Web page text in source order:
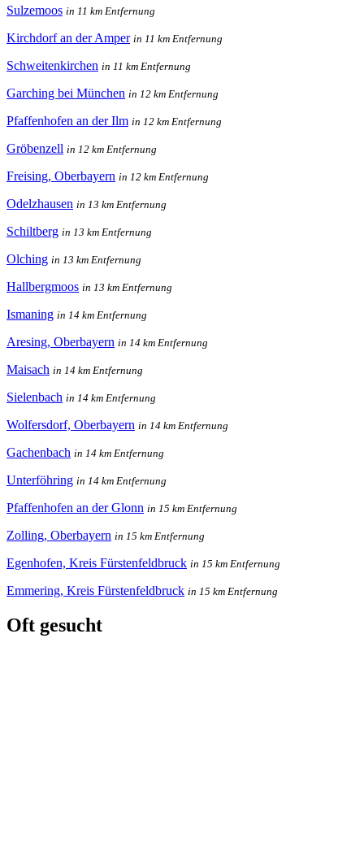
Sulzemoos in 11 km Entfernung
Kirchdorf an der Amper in 11 km Entfernung
Schweitenkirchen in 11 km Entfernung
Garching bei München in 12 km Entfernung
Pfaffenhofen an der Ilm in 12 km Entfernung
Gröbenzell in 12 km Entfernung
Freising, Oberbayern in 12 km Entfernung
Odelzhausen in 13 km Entfernung
Schiltberg in 13 km Entfernung
Olching in 13 km Entfernung
Hallbergmoos in 13 km Entfernung
Ismaning in 14 km Entfernung
Aresing, Oberbayern in 14 km Entfernung
Maisach in 14 km Entfernung
Sielenbach in 14 km Entfernung
Wolfersdorf, Oberbayern in 14 km Entfernung
Gachenbach in 14 km Entfernung
Unterföhring in 14 km Entfernung
Pfaffenhofen an der Glonn in 15 km Entfernung
Zolling, Oberbayern in 15 km Entfernung
Egenhofen, Kreis Fürstenfeldbruck in 15 km Entfernung
Emmering, Kreis Fürstenfeldbruck in 15 km Entfernung
Oft gesucht